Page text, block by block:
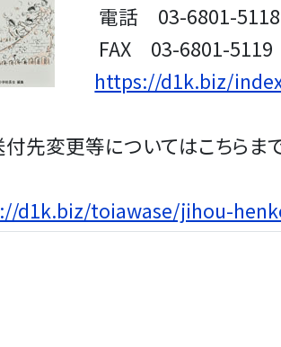
電話 03-6801-5118
FAX 03-6801-5119
https://d1k.biz/
先変更等についてはこちらま
d1k.biz/toiawase/jihou-